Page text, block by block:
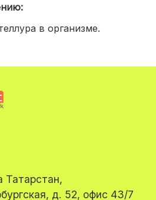
в организме.
Татарстан,
д. 52, офис 43/7